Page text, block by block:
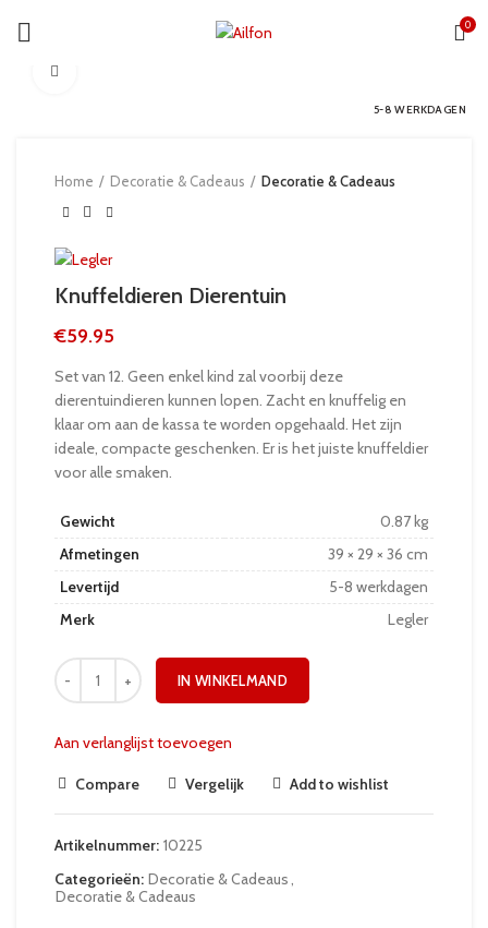
0
5-8 WERKDAGEN
Home Decoratie & Cadeaus Decoratie & Cadeaus
Knuffeldieren Dierentuin
€59.95
Set van 12. Geen enkel kind zal voorbij deze
dierentuindieren kunnen lopen. Zacht en knuffelig en
klaar om aan de kassa te worden opgehaald. Het zijn
ideale, compacte geschenken. Er is het juiste knuffeldier
voor alle smaken.
Gewicht
0.87 kg
Afmetingen
39 × 29 × 36 cm
Levertijd
5-8 werkdagen
Merk
Legler
IN WINKELMAND
Aan verlanglijst toevoegen
Compare Vergelijk Add to wishlist
Artikelnummer: 10225
Categorieën: Decoratie & Cadeaus
Decoratie & Cadeaus